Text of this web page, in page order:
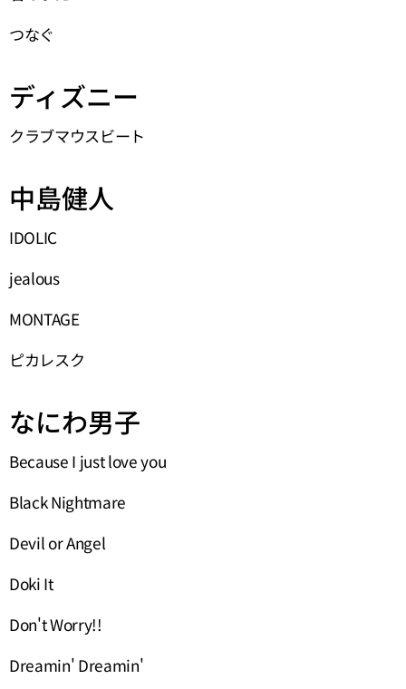
つなぐ
ディズニー
クラブマウスビート
中島健人
IDOLIC
jealous
MONTAGE
ピカレスク
なにわ男子
Because I just love you
Black Nightmare
Devil or Angel
Doki It
Don't Worry!!
Dreamin' Dreamin'